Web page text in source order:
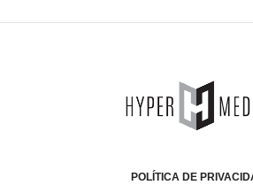
POLÍTICA DE